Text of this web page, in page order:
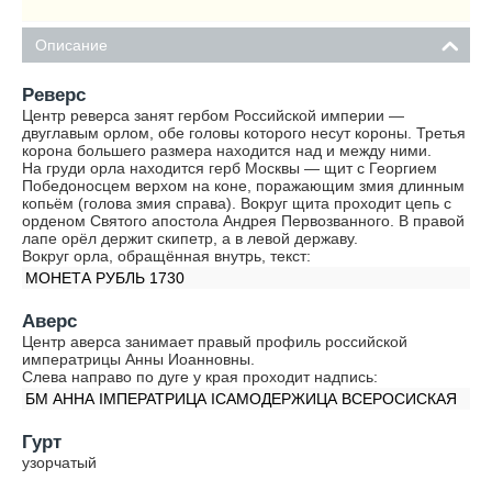
Описание
Реверс
Центр реверса занят гербом Российской империи —
двуглавым орлом, обе головы которого несут короны. Третья
корона большего размера находится над и между ними.
На груди орла находится герб Москвы — щит с Георгием
Победоносцем верхом на коне, поражающим змия длинным
копьём (голова змия справа). Вокруг щита проходит цепь с
орденом Святого апостола Андрея Первозванного. В правой
лапе орёл держит скипетр, а в левой державу.
Вокруг орла, обращённая внутрь, текст:
МОНЕТА РУБЛЬ 1730
Аверс
Центр аверса занимает правый профиль российской
императрицы Анны Иоанновны.
Слева направо по дуге у края проходит надпись:
БМ АННА IМПЕРАТРИЦА IСАМОДЕРЖИЦА ВСЕРОСИСКАЯ
Гурт
узорчатый